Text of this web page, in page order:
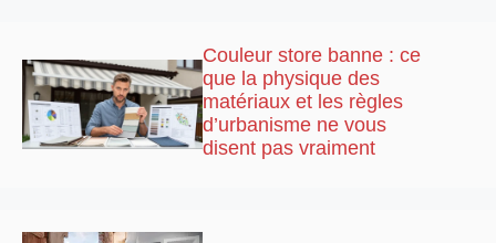
Couleur store banne : ce
que la physique des
matériaux et les règles
d’urbanisme ne vous
disent pas vraiment